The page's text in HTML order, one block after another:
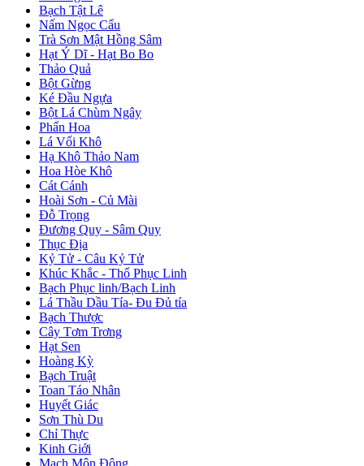
Bạch Tật Lê
Nấm Ngọc Cẩu
Trà Sơn Mật Hồng Sâm
Hạt Ý Dĩ - Hạt Bo Bo
Thảo Quả
Bột Gừng
Ké Đầu Ngựa
Bột Lá Chùm Ngây
Phấn Hoa
Lá Vối Khô
Hạ Khô Thảo Nam
Hoa Hòe Khô
Cát Cánh
Hoài Sơn - Củ Mài
Đỗ Trọng
Đương Quy - Sâm Quy
Thục Địa
Kỷ Tử - Câu Kỷ Tử
Khúc Khắc - Thổ Phục Linh
Bạch Phục linh/Bạch Linh
Lá Thầu Dầu Tía- Đu Đủ tía
Bạch Thược
Cây Tơm Trơng
Hạt Sen
Hoàng Kỳ
Bạch Truật
Toan Táo Nhân
Huyết Giác
Sơn Thù Du
Chỉ Thực
Kinh Giới
Mạch Môn Đông